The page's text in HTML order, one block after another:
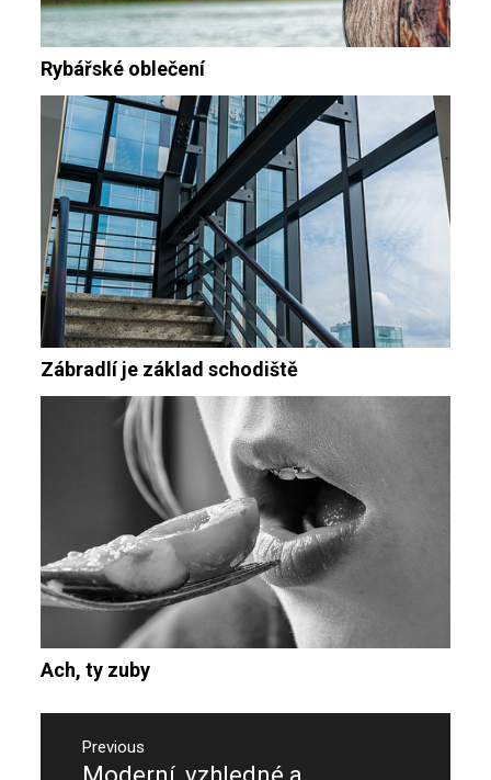
Rybářské oblečení
Zábradlí je základ schodiště
Ach, ty zuby
Navigace
Previous
Previous